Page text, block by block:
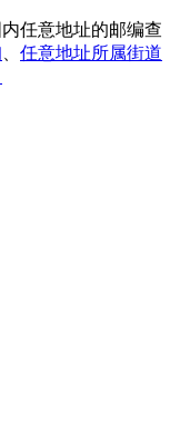
任意地址的邮编查
任意地址所属街道